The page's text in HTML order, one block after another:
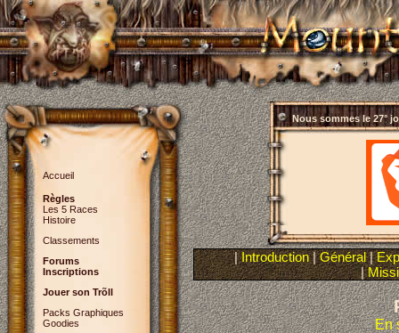
Accueil
Règles
Les 5 Races
Histoire
Classements
Forums
Inscriptions
Jouer son Trõll
Packs Graphiques
Goodies
Nous sommes le 27°
|Introduction|Général|
|
En